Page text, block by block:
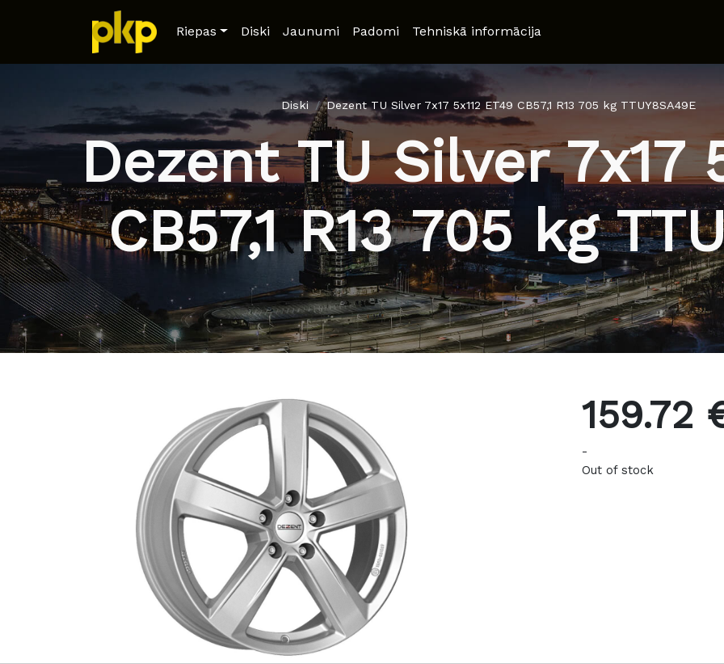
Riepas Diski Jaunumi Padomi Tehniskā informācija
Diski Dezent TU Silver 7x17 5x112 ET49 CB57,1 R13 705 kg TTUY8SA49E
Dezent TU Silver 7x17
CB57,1 R13 705 kg
159.72
-
Out of stock